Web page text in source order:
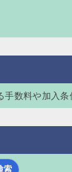
数料や加入条